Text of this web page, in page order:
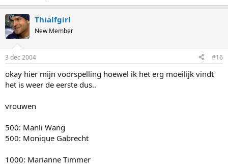
Thialfgirl
New Member
3 dec 2004 #16
okay hier mijn voorspelling hoewel ik het erg moeilijk vindt
het is weer de eerste dus..
vrouwen
500: Manli Wang
500: Monique Gabrecht
1000: Marianne Timmer